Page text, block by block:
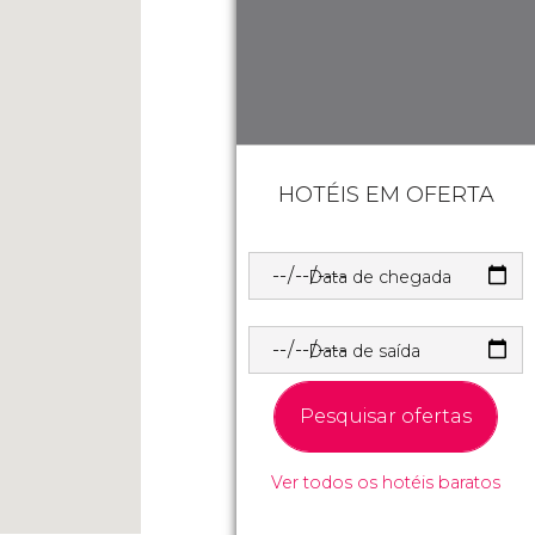
HOTÉIS EM OFERTA
Data de chegada
Data de saída
Pesquisar ofertas
Ver todos os hotéis baratos